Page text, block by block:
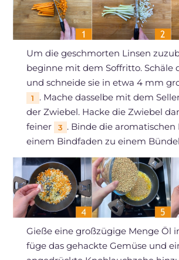
Um die geschmorten Linsen
beginne mit dem Soffritto. Schäle
und schneide sie in etwa 4 mm
1 . Mache dasselbe mit dem
der Zwiebel. Hacke die Zwiebel
feiner
3 . Binde die
einem Bindfaden zu einem
Gieße eine großzügige Menge Öl
füge das gehackte Gemüse und